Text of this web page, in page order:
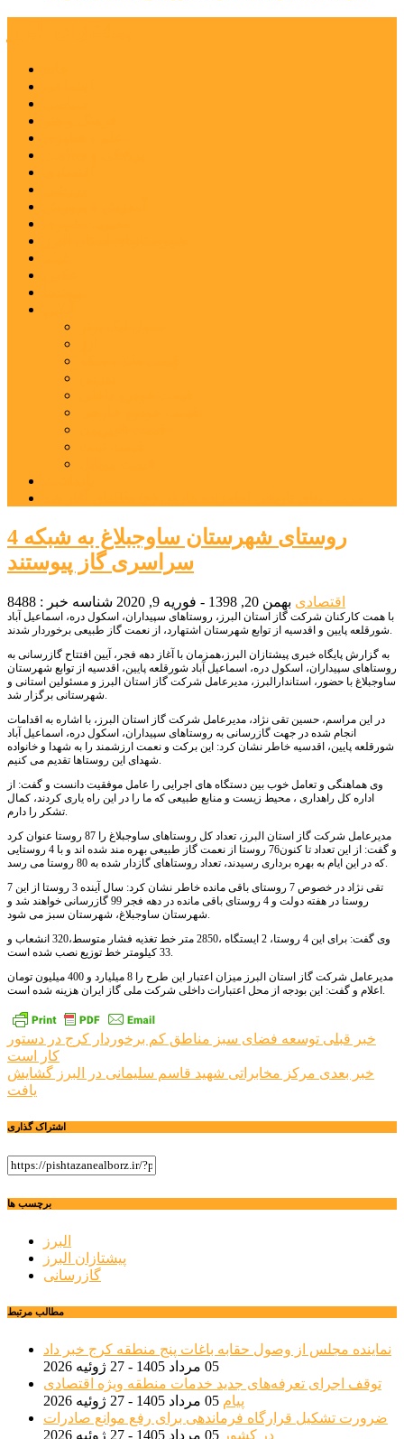
4 روستای شهرستان ساوجبلاغ به شبکه
سراسری گاز پیوستند
اقتصادی بهمن 20, 1398 - فوریه 9, 2020 شناسه خبر : 8488
با همت کارکنان شرکت گاز استان البرز، روستاهای سپیداران، اسکول دره، اسماعیل آباد
شورقلعه پایین و اقدسیه از توابع شهرستان اشتهارد، از نعمت گاز طبیعی برخوردار شدند.
به گزارش پایگاه خبری پیشتازان البرز،همزمان با آغاز دهه فجر، آیین افتتاح گازرسانی به
روستاهای سپیداران، اسکول دره، اسماعیل آباد شورقلعه پایین، اقدسیه از توابع شهرستان
ساوجبلاغ با حضور، استاندارالبرز، مدیرعامل شرکت گاز استان البرز و مسئولین استانی و
شهرستانی برگزار شد.
در این مراسم، حسین تقی نژاد، مدیرعامل شرکت گاز استان البرز، با اشاره به اقدامات
انجام شده در جهت گازرسانی به روستاهای سپیداران، اسکول دره، اسماعیل آباد
شورقلعه پایین، اقدسیه خاطر نشان کرد: این برکت و نعمت ارزشمند را به شهدا و خانواده
شهدای این روستاها تقدیم می کنیم.
وی هماهنگی و تعامل خوب بین دستگاه های اجرایی را عامل موفقیت دانست و گفت: از
اداره کل راهداری ، محیط زیست و منابع طبیعی که ما را در این راه یاری کردند، کمال
تشکر را دارم.
مدیرعامل شرکت گاز استان البرز، تعداد کل روستاهای ساوجبلاغ را 87 روستا عنوان کرد
و گفت: از این تعداد تا کنون76 روستا از نعمت گاز طبیعی بهره مند شده اند و با 4 روستایی
که در این ایام به بهره برداری رسیدند، تعداد روستاهای گازدار شده به 80 روستا می رسد.
تقی نژاد در خصوص 7 روستای باقی مانده خاطر نشان کرد: سال آینده 3 روستا از این 7
روستا در هفته دولت و 4 روستای باقی مانده در دهه فجر 99 گازرسانی خواهند شد و
شهرستان ساوجبلاغ، شهرستان سبز می شود.
وی گفت: برای این 4 روستا، 2 ایستگاه ،2850 متر خط تغذیه فشار متوسط،320 انشعاب و
33 کیلومتر خط توزیع نصب شده است.
مدیرعامل شرکت گاز استان البرز میزان اعتبار این طرح را 8 میلیارد و 400 میلیون تومان
اعلام و گفت: این بودجه از محل اعتبارات داخلی شرکت ملی گاز ایران هزینه شده است.
راهبری
نوشته
خبر قبلی توسعه فضای سبز مناطق‌ کم برخوردار کرج در دستور
کار است
خبر بعدی مرکز مخابراتی شهید قاسم سلیمانی در البرز گشایش
یافت
اشتراک گذاری
برچسب ها
البرز
پیشتازان البرز
گازرسانی
مطالب مرتبط
نماینده مجلس از وصول حقابه باغات پنج منطقه کرج خبر داد
05 مرداد 1405 - 27 ژوئیه 2026
توقف اجرای تعرفه‌های جدید خدمات منطقه ویژه اقتصادی
پیام 05 مرداد 1405 - 27 ژوئیه 2026
ضرورت تشکیل قرارگاه فرماندهی برای رفع موانع صادرات
در کشور 05 مرداد 1405 - 27 ژوئیه 2026